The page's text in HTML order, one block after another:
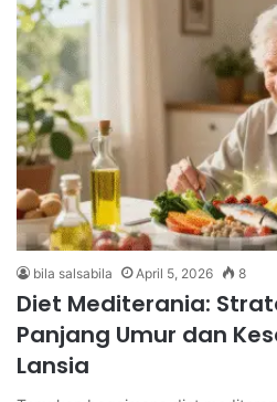
bila salsabila April 5, 2026 8
Diet Mediterania:
Panjang Umur dan
Lansia